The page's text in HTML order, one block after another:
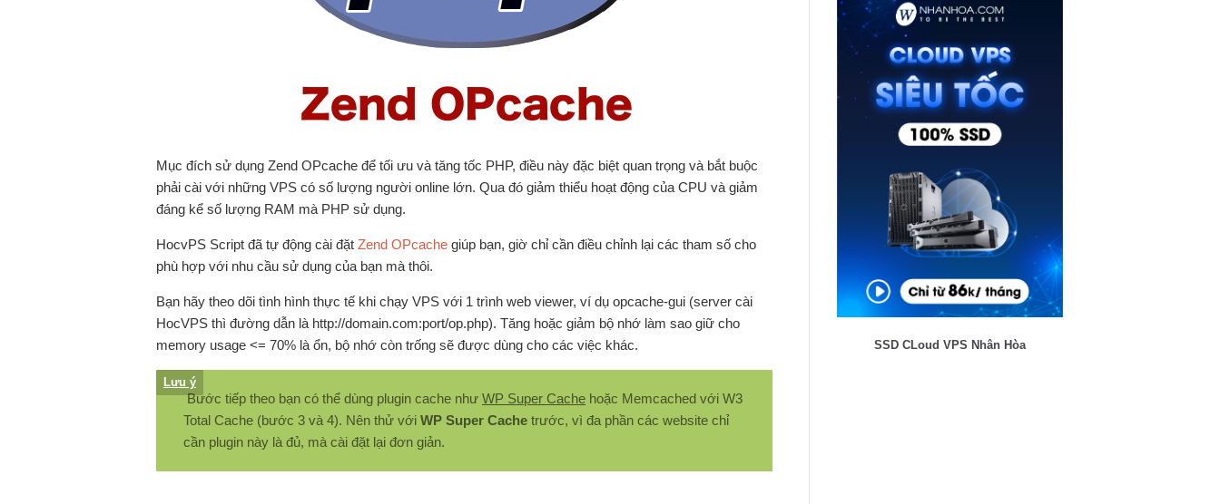
Mục đích sử dụng Zend OPcache để tối ưu và tăng tốc PHP, điều này đặc biệt quan trọng và bắt buộc
phải cài với những VPS có số lượng người online lớn. Qua đó giảm thiểu hoạt động của CPU và giảm
đáng kể số lượng RAM mà PHP sử dụng.
HocvPS Script đã tự động cài đặt Zend OPcache giúp bạn, giờ chỉ cần điều chỉnh lại các tham số cho
phù hợp với nhu cầu sử dụng của bạn mà thôi.
Bạn hãy theo dõi tình hình thực tế khi chạy VPS với 1 trình web viewer, ví dụ opcache-gui (server cài
HocVPS thì đường dẫn là http://domain.com:port/op.php). Tăng hoặc giảm bộ nhớ làm sao giữ cho
memory usage <= 70% là ổn, bộ nhớ còn trống sẽ được dùng cho các việc khác.
Lưu ý
Bước tiếp theo bạn có thể dùng plugin cache như WP Super Cache hoặc Memcached với W3
Total Cache (bước 3 và 4). Nên thử với WP Super Cache trước, vì đa phần các website chỉ
cần plugin này là đủ, mà cài đặt lại đơn giản.
SSD CLoud VPS Nhân Hòa